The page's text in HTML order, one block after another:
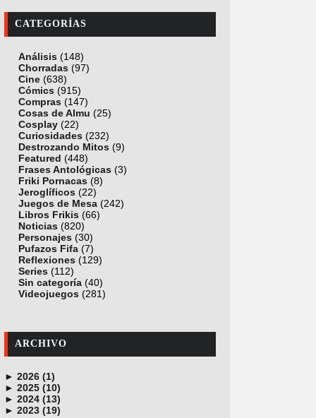
CATEGORÍAS
Análisis (148)
Chorradas (97)
Cine (638)
Cómics (915)
Compras (147)
Cosas de Almu (25)
Cosplay (22)
Curiosidades (232)
Destrozando Mitos (9)
Featured (448)
Frases Antológicas (3)
Friki Pornacas (8)
Jeroglíficos (22)
Juegos de Mesa (242)
Libros Frikis (66)
Noticias (820)
Personajes (30)
Pufazos Fifa (7)
Reflexiones (129)
Series (112)
Sin categoría (40)
Videojuegos (281)
ARCHIVO
► 2026 (1)
junio (1)
► 2025 (10)
noviembre (1)
octubre (1)
► 2024 (13)
diciembre (4)
► 2023 (19)